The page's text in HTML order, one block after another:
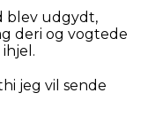
blev udgydt,
deri og vogtede
jeg vil sende